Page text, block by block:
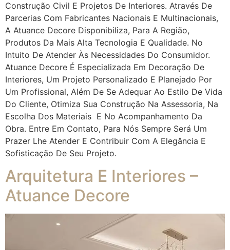
Construção Civil E Projetos De Interiores. Através De
Parcerias Com Fabricantes Nacionais E Multinacionais,
A Atuance Decore Disponibiliza, Para A Região,
Produtos Da Mais Alta Tecnologia E Qualidade. No
Intuito De Atender Às Necessidades Do Consumidor.
Atuance Decore É Especializada Em Decoração De
Interiores, Um Projeto Personalizado E Planejado Por
Um Profissional, Além De Se Adequar Ao Estilo De Vida
Do Cliente, Otimiza Sua Construção Na Assessoria, Na
Escolha Dos Materiais E No Acompanhamento Da
Obra. Entre Em Contato, Para Nós Sempre Será Um
Prazer Lhe Atender E Contribuir Com A Elegância E
Sofisticação De Seu Projeto.
Arquitetura E Interiores –
Atuance Decore